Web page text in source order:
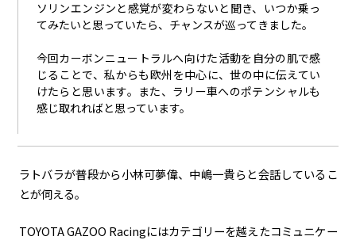
ソリンエンジンと感覚が変わらないと聞き、いつか乗っ
てみたいと思っていたら、チャンスが巡ってきました。
今回カーボンニュートラルへ向けた活動を自分の肌で感
じることで、私からも欧州を中心に、世の中に伝えてい
けたらと思います。また、ラリー車へのポテンシャルも
感じ取れればと思っています。
ラトバラが普段から小林可夢偉、中嶋一貴らと会話しているこ
とが伺える。
TOYOTA GAZOO Racingにはカテゴリーを越えたコミュニケー